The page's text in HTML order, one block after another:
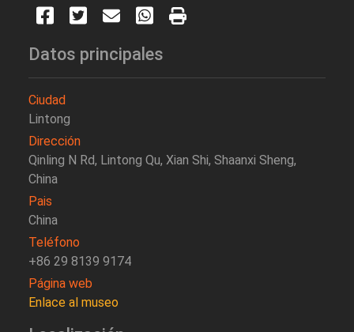
Datos principales
Ciudad
Lintong
Dirección
Qinling N Rd, Lintong Qu, Xian Shi, Shaanxi Sheng,
China
Pais
China
Teléfono
+86 29 8139 9174
Página web
Enlace al museo